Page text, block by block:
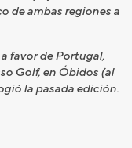
de ambas regiones a
favor de Portugal,
Golf, en Óbidos (al
la pasada edición.